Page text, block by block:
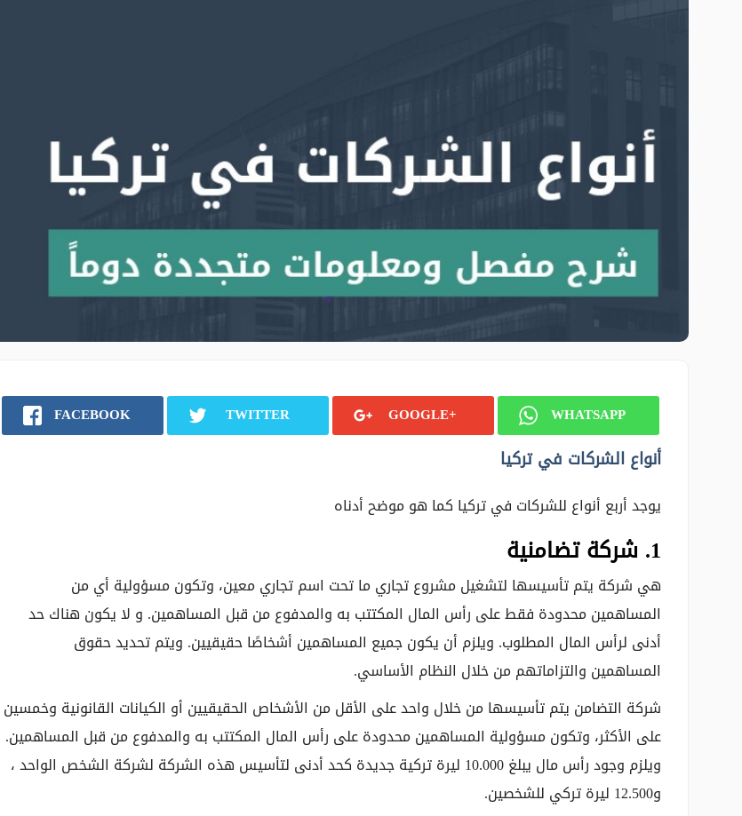
FACEBOOK TWITTER GOOGLE+ WHATSAPP
أنواع الشركات في تركيا
يوجد أربع أنواع للشركات في تركيا كما هو موضح أدناه
1. شركة تضامنية
هي شركة يتم تأسيسها لتشغيل مشروع تجاري ما تحت اسم تجاري معين، وتكون مسؤولية أي من
المساهمين محدودة فقط على رأس المال المكتتب به والمدفوع من قبل المساهمين. و لا يكون هناك حد
أدنى لرأس المال المطلوب. ويلزم أن يكون جميع المساهمين أشخاصًا حقيقيين. ويتم تحديد حقوق
المساهمين والتزاماتهم من خلال النظام الأساسي.
شركة التضامن يتم تأسيسها من خلال واحد على الأقل من الأشخاص الحقيقيين أو الكيانات القانونية وخمسين
على الأكثر، وتكون مسؤولية المساهمين محدودة على رأس المال المكتتب به والمدفوع من قبل المساهمين.
ويلزم وجود رأس مال يبلغ 10.000 ليرة تركية جديدة كحد أدنى لتأسيس هذه الشركة لشركة الشخص الواحد ،
و12.500 ليرة تركي للشخصين.